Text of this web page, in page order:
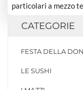
particolari a mezzo
CATEGORIE
FESTA DELLA
LE SUSHI